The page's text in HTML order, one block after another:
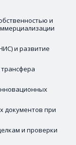
и
и развитие
и проверки